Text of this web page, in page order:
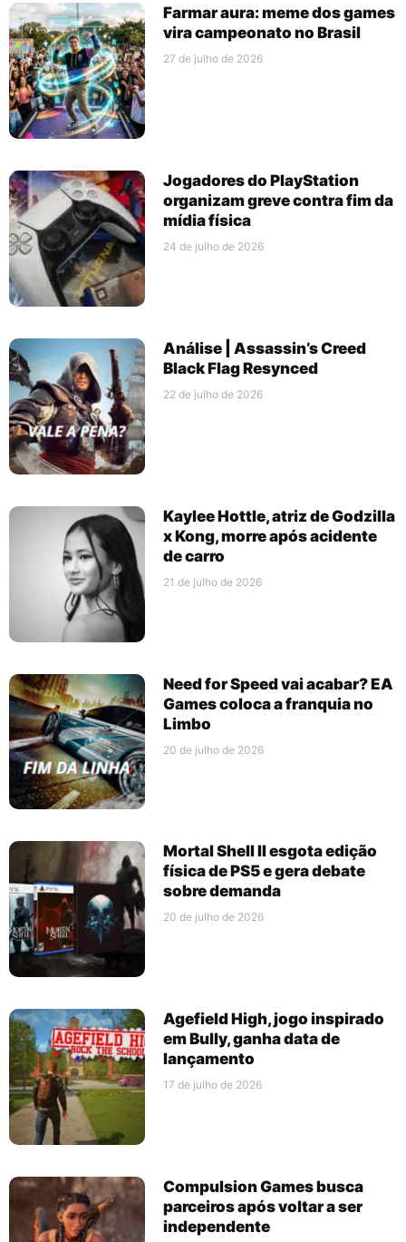
Farmar aura: meme dos games
vira campeonato no Brasil
27 de julho de 2026
Jogadores do PlayStation
organizam greve contra fim da
mídia física
24 de julho de 2026
Análise | Assassin’s Creed
Black Flag Resynced
22 de julho de 2026
Kaylee Hottle, atriz de Godzilla
x Kong, morre após acidente
de carro
21 de julho de 2026
Need for Speed vai acabar? EA
Games coloca a franquia no
Limbo
20 de julho de 2026
Mortal Shell II esgota edição
física de PS5 e gera debate
sobre demanda
20 de julho de 2026
Agefield High, jogo inspirado
em Bully, ganha data de
lançamento
17 de julho de 2026
Compulsion Games busca
parceiros após voltar a ser
independente